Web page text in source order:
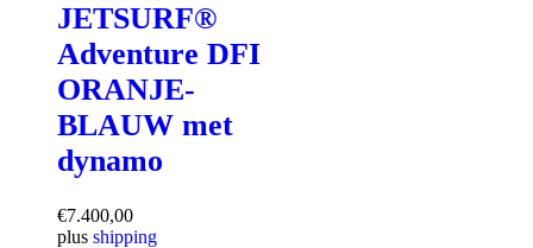
JETSURF®
Adventure DFI
ORANJE-
BLAUW met
dynamo
€7.400,00
plus shipping